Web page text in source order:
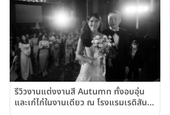
รีวิวงานแต่งงานสี Autumn ทั้งอบอุ่น
และเก๋ไก๋ในงานเดียว ณ โรงแรมเรดิสัน